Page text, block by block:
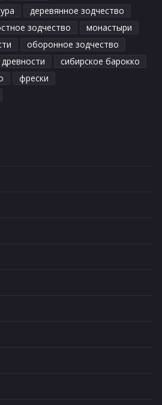
деревянное зодчество
зодчество
монастыри
оборонное зодчество
древности
сибирское барокко
фрески